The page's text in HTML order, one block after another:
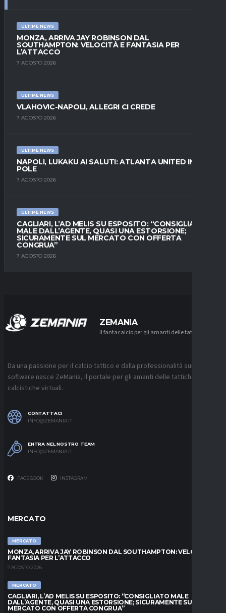
ULTIME NEWS
MONZA, ARRIVA JAY ROBINSON DAL
SOUTHAMPTON: VELOCITÀ E FANTASIA PER
L’ATTACCO
7 AGOSTO 2026
ULTIME NEWS
VLAHOVIC-NAPOLI, ALLEGRI CI CREDE
7 AGOSTO 2026
ULTIME NEWS
NAPOLI, LUKAKU AI SALUTI: ATLANTA UNITED IN
POLE
7 AGOSTO 2026
ULTIME NEWS
CAGLIARI, L’AD MELIS SU ESPOSITO: “CONSIGLIATO
MALE DALL’AGENTE, QUASI UNA ESTORSIONE;
SICURAMENTE SUL MERCATO CON OFFERTA
CONGRUA”
7 AGOSTO 2026
ZEMANIA
Il fantacalcio per gli amanti delle tattiche
Da una passione per il calcio tattico e dalla professionalità sui
software nasce ZeMania, il portale per gli amanti delle tattiche
calcistiche virtuali.
CONTATTACI
INFO@ZEMANIA.IT
ENTRA NEL NOSTRO TEAM
INFO@ZEMANIA.IT
FACEBOOK INSTAGRAM
MERCATO
MERCATO
MONZA, ARRIVA JAY ROBINSON DAL SOUTHAMPTON: VELOCITÀ E
FANTASIA PER L’ATTACCO
7 AGOSTO 2026
MERCATO
CAGLIARI, L’AD MELIS SU ESPOSITO: “CONSIGLIATO MALE
DALL’AGENTE, QUASI UNA ESTORSIONE; SICURAMENTE SUL
MERCATO CON OFFERTA CONGRUA”